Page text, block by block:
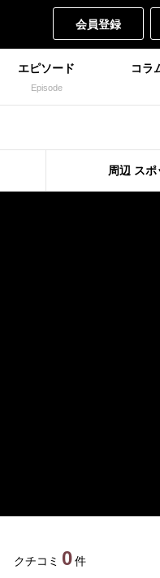
会員登録
エピソード
Episode
コラ
周辺 スポ
クチコミ 0件